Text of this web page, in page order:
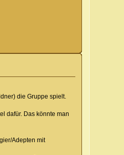
die Gruppe spielt.
dafür. Das könnte man
Adepten mit